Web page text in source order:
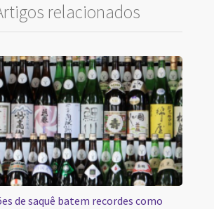
relacionados
de saquê batem recordes como